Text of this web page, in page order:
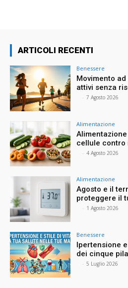
ARTICOLI RECENTI
Benessere
Movimento
attivi senza
- 7 Agosto 2026
Alimentazione
cellule contro
- 4 Agosto 2026
Alimentazione
Agosto e il
proteggere il
- 1 Agosto 2026
Benessere
Ipertensione
dei cinque
- 5 Luglio 2026